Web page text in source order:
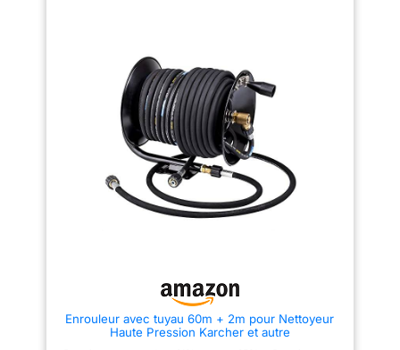
nouveau système Karcher
"Easy! Lock".
Enrouleur avec tuyau 60m + 2m pour Nettoyeur
Haute Pression Karcher et autre